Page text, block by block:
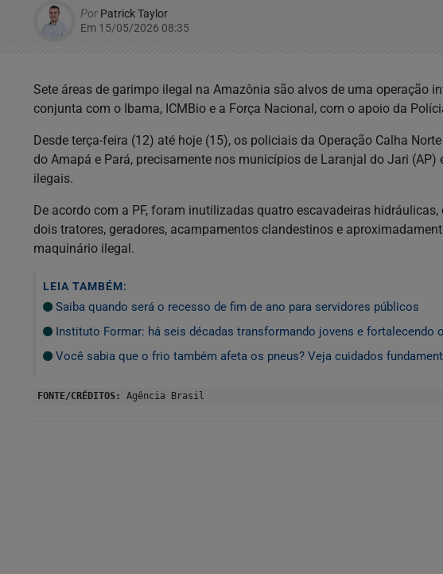
Por Patrick Taylor
Em 15/05/2026 08:35
Sete áreas de garimpo ilegal na Amazônia são alvos de uma operação
conjunta com o Ibama, ICMBio e a Força Nacional, com o apoio da
Desde terça-feira (12) até hoje (15), os policiais da Operação Calha
do Amapá e Pará, precisamente nos municípios de Laranjal do Jari
ilegais.
De acordo com a PF, foram inutilizadas quatro escavadeiras
dois tratores, geradores, acampamentos clandestinos e
maquinário ilegal.
LEIA TAMBÉM:
Saiba quando será o recesso de fim de ano para servidores públicos
Instituto Formar: há seis décadas transformando jovens e fortalecendo
Você sabia que o frio também afeta os pneus? Veja cuidados
FONTE/CRÉDITOS: Agência Brasil